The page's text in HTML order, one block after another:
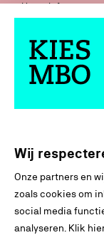
Het
vrijdag van 8.00
Wij
Onze partners en
zoals cookies om
social media
analyseren. Klik